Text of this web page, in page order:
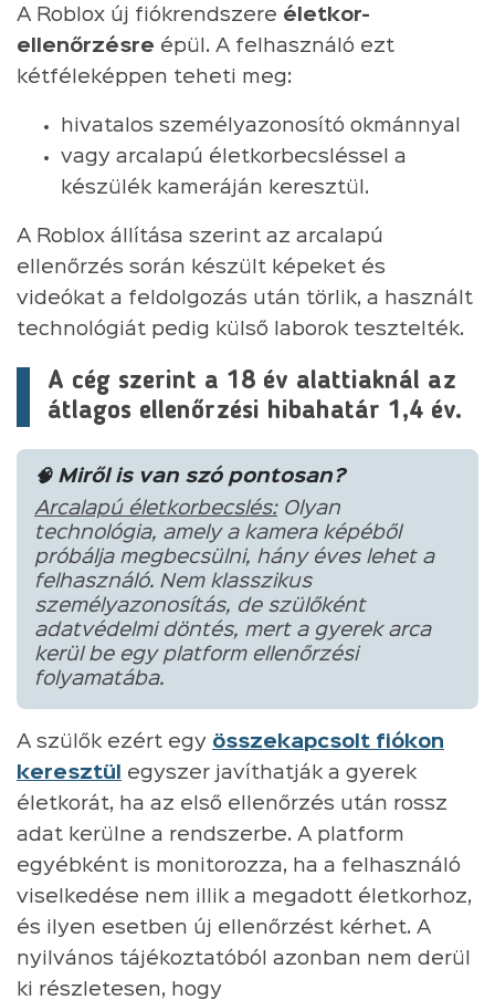
A Roblox új fiókrendszere életkor-
ellenőrzésre épül. A felhasználó ezt
kétféleképpen teheti meg:
hivatalos személyazonosító okmánnyal
vagy arcalapú életkorbecsléssel a
készülék kameráján keresztül.
A Roblox állítása szerint az arcalapú
ellenőrzés során készült képeket és
videókat a feldolgozás után törlik, a használt
technológiát pedig külső laborok tesztelték.
A cég szerint a 18 év alattiaknál az
átlagos ellenőrzési hibahatár 1,4 év.
🧠 Miről is van szó pontosan?
Arcalapú életkorbecslés:Olyan
technológia, amely a kamera képéből
próbálja megbecsülni, hány éves lehet a
felhasználó. Nem klasszikus
személyazonosítás, de szülőként
adatvédelmi döntés, mert a gyerek arca
kerül be egy platform ellenőrzési
folyamatába.
A szülők ezért egy összekapcsolt fiókon
keresztül
egyszer javíthatják a gyerek
életkorát, ha az első ellenőrzés után rossz
adat kerülne a rendszerbe. A platform
egyébként is monitorozza, ha a felhasználó
viselkedése nem illik a megadott életkorhoz,
és ilyen esetben új ellenőrzést kérhet. A
nyilvános tájékoztatóból azonban nem derül
ki részletesen, hogy